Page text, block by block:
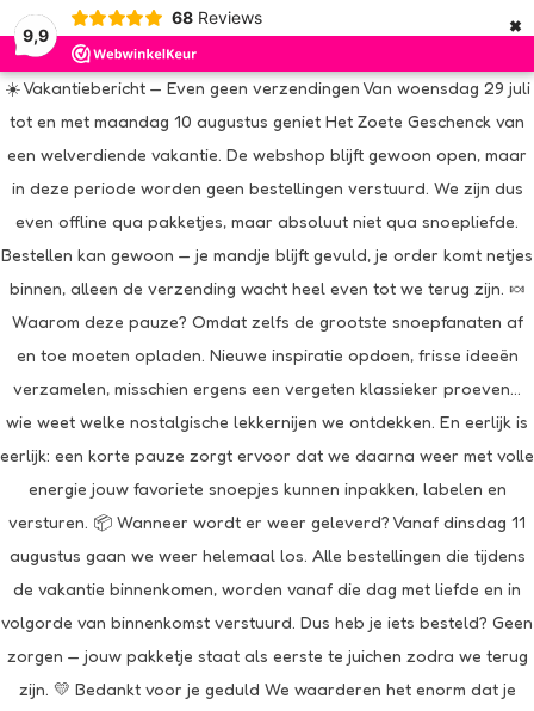
9,9
68 Reviews ×
☀️ Vakantiebericht — Even geen verzendingen Van woensdag 29 juli
tot en met maandag 10 augustus geniet Het Zoete Geschenck van
een welverdiende vakantie. De webshop blijft gewoon open, maar
in deze periode worden geen bestellingen verstuurd. We zijn dus
even offline qua pakketjes, maar absoluut niet qua snoepliefde.
Bestellen kan gewoon — je mandje blijft gevuld, je order komt netjes
binnen, alleen de verzending wacht heel even tot we terug zijn. 🍬
Waarom deze pauze? Omdat zelfs de grootste snoepfanaten af
en toe moeten opladen. Nieuwe inspiratie opdoen, frisse ideeën
verzamelen, misschien ergens een vergeten klassieker proeven…
wie weet welke nostalgische lekkernijen we ontdekken. En eerlijk is
eerlijk: een korte pauze zorgt ervoor dat we daarna weer met volle
energie jouw favoriete snoepjes kunnen inpakken, labelen en
versturen. 📦 Wanneer wordt er weer geleverd? Vanaf dinsdag 11
augustus gaan we weer helemaal los. Alle bestellingen die tijdens
de vakantie binnenkomen, worden vanaf die dag met liefde en in
volgorde van binnenkomst verstuurd. Dus heb je iets besteld? Geen
zorgen — jouw pakketje staat als eerste te juichen zodra we terug
zijn. 💛 Bedankt voor je geduld We waarderen het enorm dat je